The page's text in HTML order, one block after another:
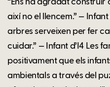
“Ens ha agradat
així no el llencem.” — Infant
arbres serveixen per fer
cuidar.” — Infant d’I4 Les
positivament que els
ambientals a través del